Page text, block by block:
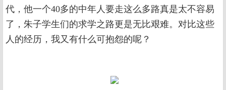
代，他一个40多的中年人要走这么多路真是太不容易
了，朱子学生们的求学之路更是无比艰难。对比这些
人的经历，我又有什么可抱怨的呢？